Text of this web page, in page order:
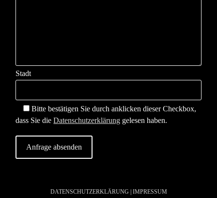
Stadt
Bitte bestätigen Sie durch anklicken dieser Checkbox,
dass Sie dieDatenschutzerklärung gelesen haben.
DATENSCHUTZERKLÄRUNG IMPRESSUM